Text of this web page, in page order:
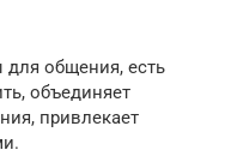
для общения, есть
объединяет
привлекает